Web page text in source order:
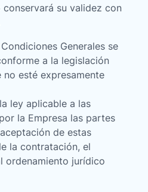
su validez con
Generales se
a la legislación
no esté expresamente
ley aplicable a las
la Empresa las partes
de estas
la contratación, el
ordenamiento jurídico